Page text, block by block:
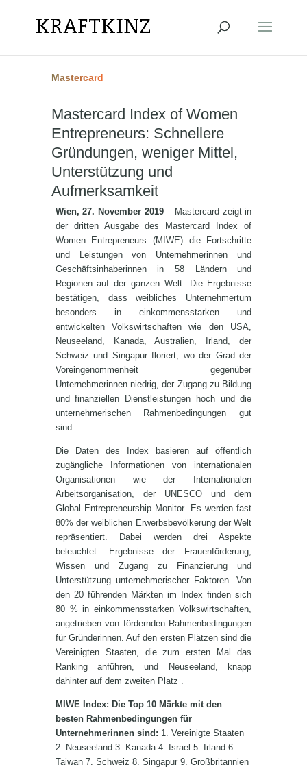
Mastercard
Mastercard Index of Women
Entrepreneurs: Schnellere
Gründungen, weniger Mittel,
Unterstützung und
Aufmerksamkeit
Wien, 27. November 2019– Mastercard zeigt in
der dritten Ausgabe des Mastercard Index of
Women Entrepreneurs (MIWE) die Fortschritte
und Leistungen von Unternehmerinnen und
Geschäftsinhaberinnen in 58 Ländern und
Regionen auf der ganzen Welt. Die Ergebnisse
bestätigen, dass weibliches Unternehmertum
besonders in einkommensstarken und
entwickelten Volkswirtschaften wie den USA,
Neuseeland, Kanada, Australien, Irland, der
Schweiz und Singapur floriert, wo der Grad der
Voreingenommenheit gegenüber
Unternehmerinnen niedrig, der Zugang zu Bildung
und finanziellen Dienstleistungen hoch und die
unternehmerischen Rahmenbedingungen gut
sind.
Die Daten des Index basieren auf öffentlich
zugängliche Informationen von internationalen
Organisationen wie der Internationalen
Arbeitsorganisation, der UNESCO und dem
Global Entrepreneurship Monitor. Es werden fast
80% der weiblichen Erwerbsbevölkerung der Welt
repräsentiert. Dabei werden drei Aspekte
beleuchtet: Ergebnisse der Frauenförderung,
Wissen und Zugang zu Finanzierung und
Unterstützung unternehmerischer Faktoren. Von
den 20 führenden Märkten im Index finden sich
80 % in einkommensstarken Volkswirtschaften,
angetrieben von fördernden Rahmenbedingungen
für Gründerinnen. Auf den ersten Plätzen sind die
Vereinigten Staaten, die zum ersten Mal das
Ranking anführen, und Neuseeland, knapp
dahinter auf dem zweiten Platz .
MIWE Index: Die Top 10 Märkte mit den
besten Rahmenbedingungen für
Unternehmerinnen sind: 1. Vereinigte Staaten
2. Neuseeland 3. Kanada 4. Israel 5. Irland 6.
Taiwan 7. Schweiz 8. Singapur 9. Großbritannien